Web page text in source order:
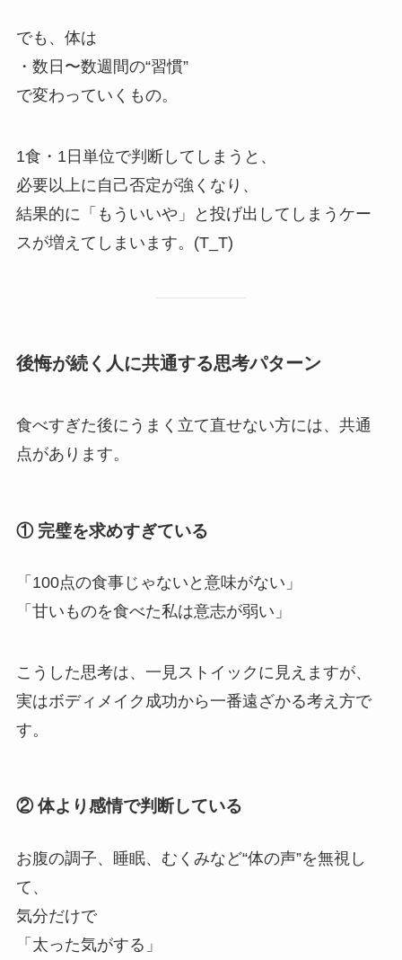
でも、体は
・数日〜数週間の“習慣”
で変わっていくもの。
1食・1日単位で判断してしまうと、
必要以上に自己否定が強くなり、
結果的に「もういいや」と投げ出してしまうケー
スが増えてしまいます。(T_T)
後悔が続く人に共通する思考パターン
食べすぎた後にうまく立て直せない方には、共通
点があります。
① 完璧を求めすぎている
「100点の食事じゃないと意味がない」
「甘いものを食べた私は意志が弱い」
こうした思考は、一見ストイックに見えますが、
実はボディメイク成功から一番遠ざかる考え方で
す。
② 体より感情で判断している
お腹の調子、睡眠、むくみなど“体の声”を無視し
て、
気分だけで
「太った気がする」